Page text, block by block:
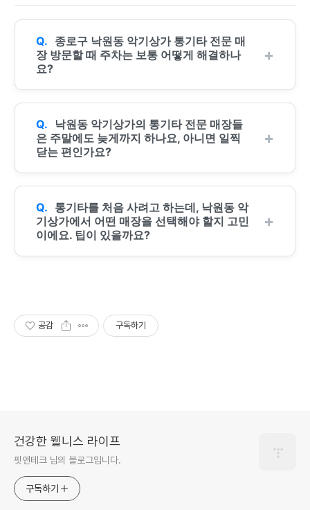
종로구 낙원동 악기상가 통기타 전문 매
장 방문할 때 주차는 보통 어떻게 해결하나
요?
낙원동 악기상가의 통기타 전문 매장들
은 주말에도 늦게까지 하나요, 아니면 일찍
닫는 편인가요?
통기타를 처음 사려고 하는데, 낙원동 악
기상가에서 어떤 매장을 선택해야 할지 고민
이에요. 팁이 있을까요?
공감 구독하기
건강한 웰니스 라이프
핏앤테크 님의 블로그입니다.
구독하기